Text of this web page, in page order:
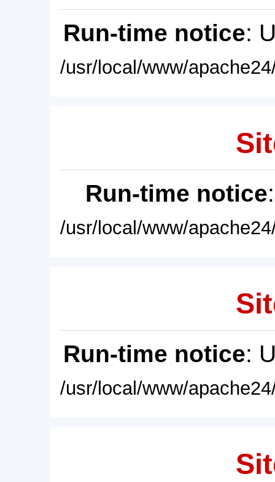
Run-time notice:
/usr/local/www/
Run-time notice
/usr/local/www/
Run-time notice:
/usr/local/www/